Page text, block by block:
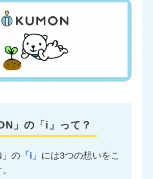
」の「i」って？
」の 「i」 には3つの想いをこ